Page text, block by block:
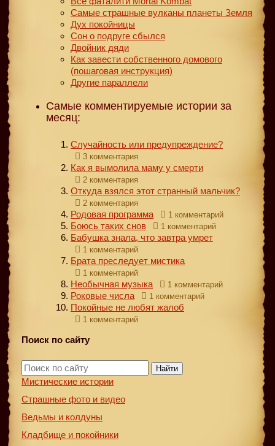
Самые страшные вулканы планеты Земля
Дух покойницы
Сон о подруге сбылся
Двойник дяди
Как завести собственного домового
(пошаговая инструкция)
Другие параллели
Самые комментируемые истории за
месяц:
Случайность или предупреждение?
3 комментария
Как я вымолила маму у смерти
2 комментария
Откуда взялся этот странный мальчик?
2 комментария
Родовая программа 1 комментарий
Боюсь таких снов 1 комментарий
Бабушка знала, что завтра умрет
1 комментарий
Брата преследует мистика
1 комментарий
Необычная музыка 1 комментарий
Роковые числа 1 комментарий
Покойные не любят жалоб
1 комментарий
Поиск по сайту
Найти
Мистические истории
Страшные фото и видео
Ведьмы и колдуны
Кладбище и покойники